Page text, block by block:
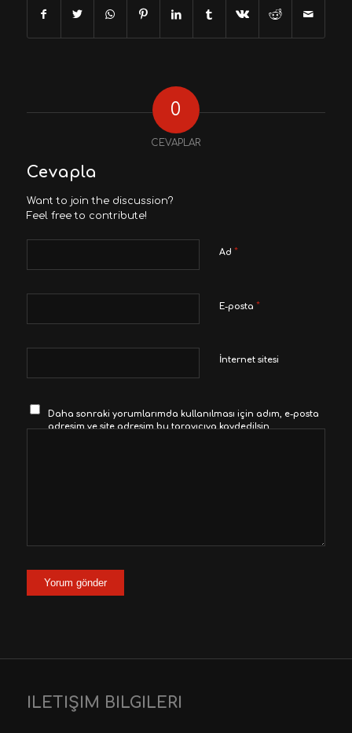
0
CEVAPLAR
Cevapla
Want to join the discussion?
Feel free to contribute!
Ad *
E-posta *
İnternet sitesi
Daha sonraki yorumlarımda kullanılması için adım, e-posta
adresim ve site adresim bu tarayıcıya kaydedilsin.
İLETİŞİM BİLGİLERİ